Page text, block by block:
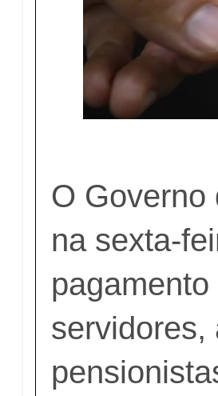
O Governo
na sexta-
servidores,